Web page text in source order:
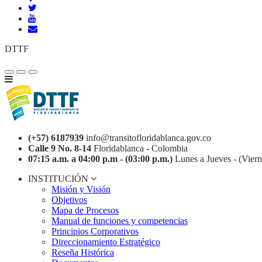
DTTF
(+57) 6187939 info@transitofloridablanca.gov.co
Calle 9 No. 8-14 Floridablanca - Colombia
07:15 a.m. a 04:00 p.m - (03:00 p.m.) Lunes a Jueves -
INSTITUCIÓN
Misión y Visión
Objetivos
Mapa de Procesos
Manual de funciones y competencias
Principios Corporativos
Direccionamiento Estratégico
Reseña Histórica